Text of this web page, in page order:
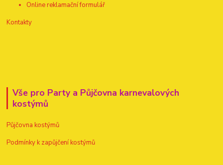
Online reklamační formulář
Kontakty
Vše pro Party a Půjčovna karnevalových
kostýmů
Půjčovna kostýmů
Podmínky k zapůjčení kostýmů